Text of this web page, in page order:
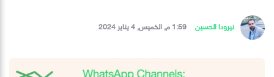
نيرودا الحسين 1:59 م, الخميس, 4 يناير 2024